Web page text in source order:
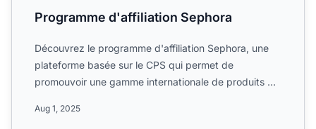
Programme d'affiliation Sephora
Découvrez le programme d'affiliation Sephora, une
plateforme basée sur le CPS qui permet de
promouvoir une gamme internationale de produits de
Aug 1, 2025